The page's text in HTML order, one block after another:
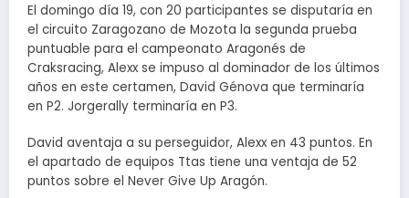
El domingo día 19, con 20 participantes se disputaría en
el circuito Zaragozano de Mozota la segunda prueba
puntuable para el campeonato Aragonés de
Craksracing, Alexx se impuso al dominador de los últimos
años en este certamen, David Génova que terminaría
en P2. Jorgerally terminaría en P3.
David aventaja a su perseguidor, Alexx en 43 puntos. En
el apartado de equipos Ttas tiene una ventaja de 52
puntos sobre el Never Give Up Aragón.